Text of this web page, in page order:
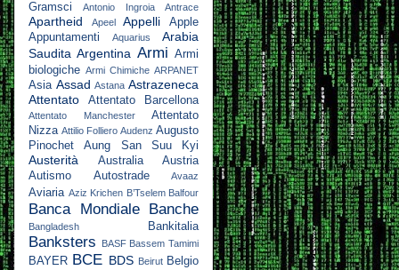
Gramsci
Antonio Ingroia Antrace
Apartheid Apeel Appelli
Apple
Appuntamenti
Aquarius
Arabia
Saudita Argentina Armi Armi
biologiche Armi Chimiche ARPANET
Asia Assad Astana Astrazeneca
Attentato
Attentato Barcellona
Attentato Manchester
Attentato
Nizza Attilio Folliero Audenz Augusto
Pinochet
Aung San Suu Kyi
Austerità Australia
Austria
Autismo
Autostrade Avaaz
Aviaria Aziz Krichen B’Tselem Balfour
Banca Mondiale Banche
Bangladesh Bankitalia
Banksters BASF Bassem Tamimi
BAYER BCE BDS Beirut Belgio